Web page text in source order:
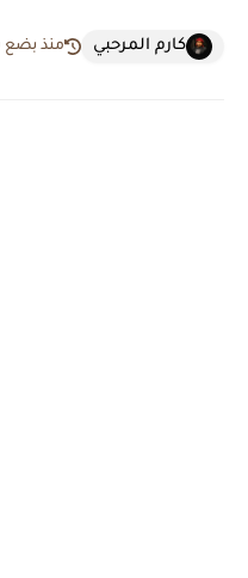
كارم المرحبي منذ